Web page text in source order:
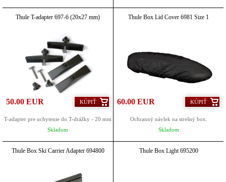
Thule T-adapter 697-6 (20x27 mm)
50.00 EUR KÚPIŤ
T-adapter pre uchytenie do T-drážky - 20 mm
Skladom
Thule Box Lid Cover 6981 Size 1
60.00 EUR KÚPIŤ
Ochranný návlek na strešný box.
Skladom
Thule Box Ski Carrier Adapter 694800 Thule Box Light 695200